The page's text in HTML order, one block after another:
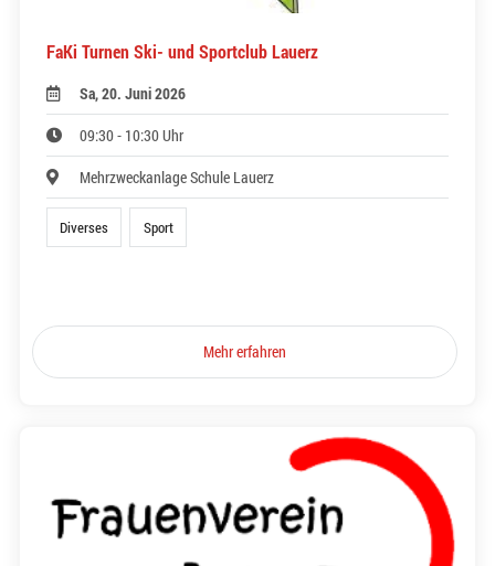
FaKi Turnen Ski- und Sportclub Lauerz
Sa, 20. Juni 2026
09:30 - 10:30 Uhr
Mehrzweckanlage Schule Lauerz
Diverses Sport
Mehr erfahren